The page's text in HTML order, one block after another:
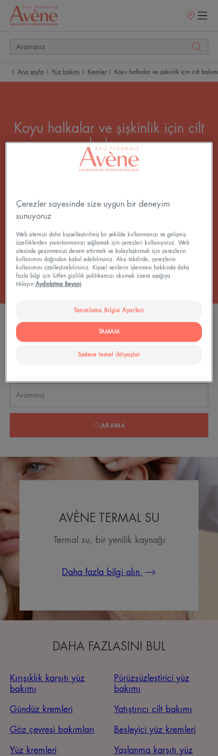
Satış
Ana sayfa Yüz bakımı Kremler Koyu halkalar ve şişkinlik için cilt bakımı
Koyu halkalar ve şişkinlik için cilt
bakımı
Kim koyu halkalarının yok olmasını hayal
halka kremidir. Sonuç: gözle görülür şekilde daha
Hepsi Kremler
bakımı"
ARAMA
AVÈNE TERMAL SU
Termal su, bir yenilik kaynağı
Daha fazla bilgi alın
DAHA FAZLASINI BUL
Kırışıklık karşıtı yüz
bakımı
Pürüzsüzleştirici yüz
bakımı
Gündüz kremleri Yatıştırıcı cilt bakımı
Göz çevresi bakımları Besleyici yüz kremleri
Yüz kremleri
Yaşlanma karşıtı yüz
Çerezler sayesinde size uygun bir deneyim
sunuyoruz
Web sitemizi daha kişiselleştirilmiş bir şekilde kullanmanızı ve gelişmiş
özelliklerden yararlanmanızı sağlamak için çerezleri kullanıyoruz. Web
sitesinde gezinmenizi devam ettirmek ve kolaylaştırmak için çerezlerin
kullanımını doğrudan kabul edebilirsiniz. Aksi takdirde, çerezlerin
kullanımını özelleştirebilirsiniz. Kişisel verilerin işlenmesi hakkında daha
fazla bilgi için lütfen gizlilik politikamızı okumak üzere aşağıya
tıklayın:Aydinlatma Beyani
Tanımlama Bilgisi Ayarları
Sadece temel ihtiyaçlar
TAMAM